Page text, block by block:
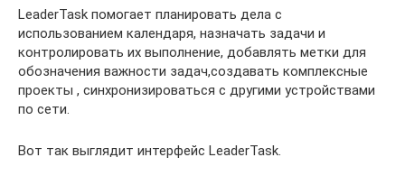
LeaderTask помогает планировать дела с
использованием календаря, назначать задачи и
контролировать их выполнение, добавлять метки для
обозначения важности задач,создавать комплексные
проекты , синхронизироваться с другими устройствами
по сети.
Вот так выглядит интерфейс LeaderTask.